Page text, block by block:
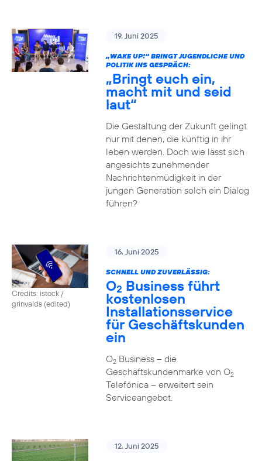
19. Juni 2025
„WAKE UP!“ BRINGT JUGENDLICHE UND
POLITIK INS GESPRÄCH:
„Bringt euch ein,
macht mit und seid
laut“
Die Gestaltung der Zukunft gelingt
nur mit denen, die künftig in ihr
leben werden. Doch wie lässt sich
angesichts zunehmender
Nachrichtenmüdigkeit in der
jungen Generation solch ein Dialog
führen?
Credits: istock /
grinvalds (edited)
16. Juni 2025
SCHNELL UND ZUVERLÄSSIG:
O2 Business führt
kostenlosen
Installationsservice
für Geschäftskunden
ein
O2Business – die
Geschäftskundenmarke von O2
Telefónica – erweitert sein
Serviceangebot.
12. Juni 2025